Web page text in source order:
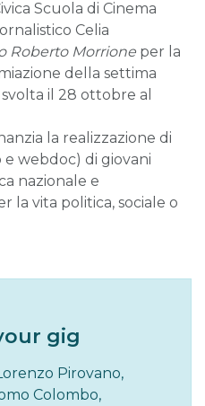
Scuola di Cinema
Celia
Roberto Morrione per la
della settima
il 28 ottobre al
la realizzazione di
e webdoc) di giovani
nazionale e
la vita politica, sociale o
gig
Pirovano,
Colombo,